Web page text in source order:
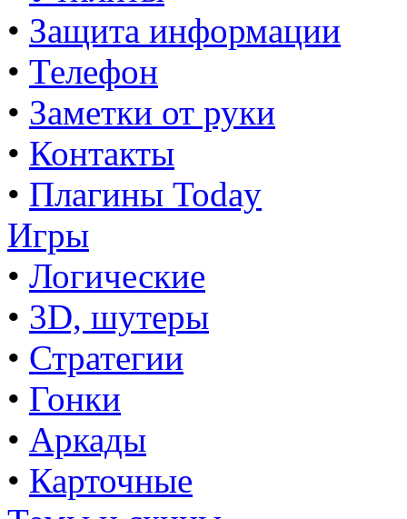
• Защита информации
• Телефон
• Заметки от руки
• Контакты
• Плагины Today
Игры
• Логические
• 3D, шутеры
• Стратегии
• Гонки
• Аркады
• Карточные